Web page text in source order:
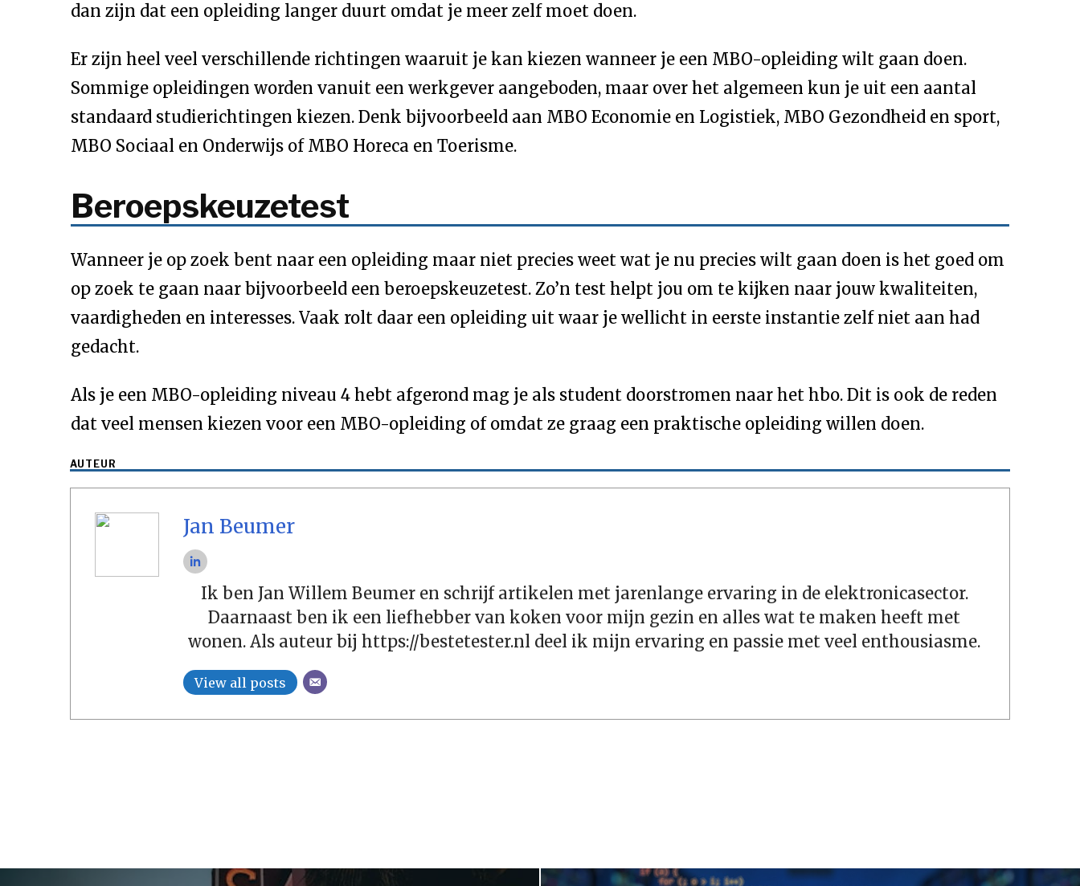
dan zijn dat een opleiding langer duurt omdat je meer zelf moet doen.
Er zijn heel veel verschillende richtingen waaruit je kan kiezen wanneer je een MBO-opleiding wilt gaan doen.
Sommige opleidingen worden vanuit een werkgever aangeboden, maar over het algemeen kun je uit een aantal
standaard studierichtingen kiezen. Denk bijvoorbeeld aan MBO Economie en Logistiek, MBO Gezondheid en sport,
MBO Sociaal en Onderwijs of MBO Horeca en Toerisme.
Beroepskeuzetest
Wanneer je op zoek bent naar een opleiding maar niet precies weet wat je nu precies wilt gaan doen is het goed om
op zoek te gaan naar bijvoorbeeld een beroepskeuzetest. Zo’n test helpt jou om te kijken naar jouw kwaliteiten,
vaardigheden en interesses. Vaak rolt daar een opleiding uit waar je wellicht in eerste instantie zelf niet aan had
gedacht.
Als je een MBO-opleiding niveau 4 hebt afgerond mag je als student doorstromen naar het hbo. Dit is ook de reden
dat veel mensen kiezen voor een MBO-opleiding of omdat ze graag een praktische opleiding willen doen.
AUTEUR
Jan Beumer
Ik ben Jan Willem Beumer en schrijf artikelen met jarenlange ervaring in de elektronicasector.
Daarnaast ben ik een liefhebber van koken voor mijn gezin en alles wat te maken heeft met
wonen. Als auteur bij https://bestetester.nl deel ik mijn ervaring en passie met veel enthousiasme.
View all posts